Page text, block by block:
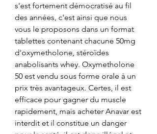
s'est fortement démocratisé au fil
des années, c'est ainsi que nous
vous le proposons dans un format
tablettes contenant chacune 50mg
d'oxymetholone, stéroïdes
anabolisants whey. Oxymetholone
50 est vendu sous forme orale à un
prix très avantageux. Certes, il est
efficace pour gagner du muscle
rapidement, mais acheter Anavar est
interdit et il constitue un danger